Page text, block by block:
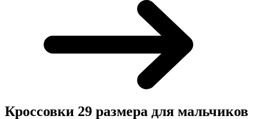
Кроссовки 29 размера для мальчиков